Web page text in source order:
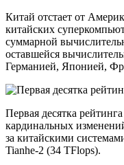
Китай отстает от
китайских
суммарной
оставшейся
Германией, Японией,
Первая десятка
кардинальных
за китайскими
Tianhe-2 (34 TFlops).